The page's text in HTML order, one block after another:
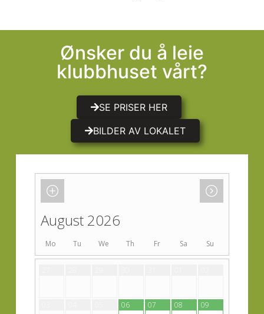
Ønsker du å leie
klubbhuset vårt?
SE PRISER HER
BILDER AV LOKALET
August 2026
Mo Tu We Th Fr Sa Su
06 07 08 09